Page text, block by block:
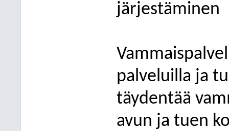
järjestäminen
palveluilla ja
täydentää
avun ja tuen